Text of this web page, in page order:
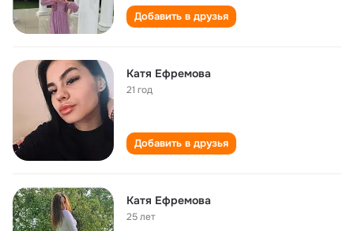
Добавить в друзья
Катя Ефремова
21 год
Добавить в друзья
Катя Ефремова
25 лет